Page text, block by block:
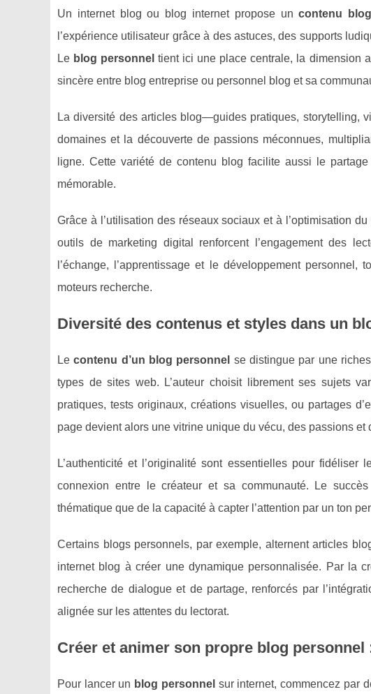
Un internet blog ou blog internet propose uncontenu blog
l’expérience utilisateur grâce à des astuces, des supports
Le blog personnel tient ici une place centrale, la dimension
sincère entre blog entreprise ou personnel blog et sa
La diversité des articles blog—guides pratiques, storytelling,
domaines et la découverte de passions méconnues,
ligne. Cette variété de contenu blog facilite aussi le
mémorable.
Grâce à l’utilisation des réseaux sociaux et à l’optimisation
outils de marketing digital renforcent l’engagement des
l’échange, l’apprentissage et le développement
moteurs recherche.
Diversité des contenus et styles dans un
Lecontenu d’un blog personnel se distingue par une
types de sites web. L’auteur choisit librement ses sujets
pratiques, tests originaux, créations visuelles, ou partages
page devient alors une vitrine unique du vécu, des passions et
L’authenticité et l’originalité sont essentielles pour
connexion entre le créateur et sa communauté. Le
thématique que de la capacité à capter l’attention par un ton
Certains blogs personnels, par exemple, alternent articles
internet blog à créer une dynamique personnalisée. Par la
recherche de dialogue et de partage, renforcés par
alignée sur les attentes du lectorat.
Créer et animer son propre blog
Pour lancer un blog personnel sur internet, commencez par